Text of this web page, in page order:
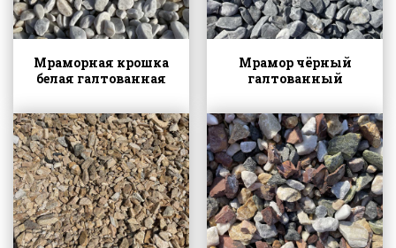
Мраморная крошка
белая галтованная
Мрамор чёрный
галтованный